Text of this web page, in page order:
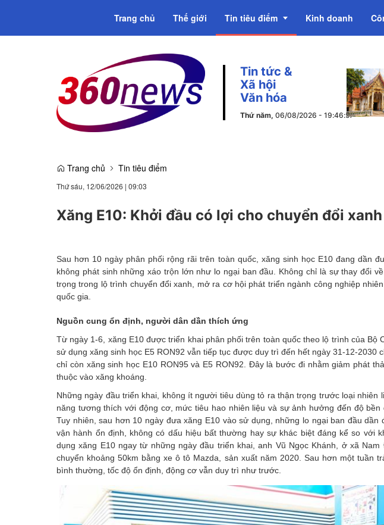
Trang chủ Thế giới Tin tiêu điểm
Emagazine
Kinh doanh
Tin tức &
Xã hội
Văn hóa
Thứ năm, 06/08/2026
58
Trang chủ Tin tiêu điểm
Thứ sáu, 12/06/2026 | 09:03
Xăng E10: Khởi đầu có lợi cho chuyển đổi xanh
Sau hơn 10 ngày phân phối rộng rãi trên toàn quốc, xăng sinh học E10 đang dần
không phát sinh những xáo trộn lớn như lo ngại ban đầu. Không chỉ là sự thay đổi
trọng trong lộ trình chuyển đổi xanh, mở ra cơ hội phát triển ngành công nghiệp
quốc gia.
Nguồn cung ổn định, người dân dần thích ứng
Từ ngày 1-6, xăng E10 được triển khai phân phối trên toàn quốc theo lộ trình của Bộ
sử dụng xăng sinh học E5 RON92 vẫn tiếp tục được duy trì đến hết ngày 31-12-2030
chỉ còn xăng sinh học E10 RON95 và E5 RON92. Đây là bước đi nhằm giảm phát
thuộc vào xăng khoáng.
Những ngày đầu triển khai, không ít người tiêu dùng tỏ ra thận trọng trước loại nhiên
năng tương thích với động cơ, mức tiêu hao nhiên liệu và sự ảnh hưởng đến độ
Tuy nhiên, sau hơn 10 ngày đưa xăng E10 vào sử dụng, những lo ngại ban đầu
vận hành ổn định, không có dấu hiệu bất thường hay sự khác biệt đáng kể so với
dụng xăng E10 ngay từ những ngày đầu triển khai, anh Vũ Ngọc Khánh, ở xã
chuyển khoảng 50km bằng xe ô tô Mazda, sản xuất năm 2020. Sau hơn một tuần
bình thường, tốc độ ổn định, động cơ vẫn duy trì như trước.